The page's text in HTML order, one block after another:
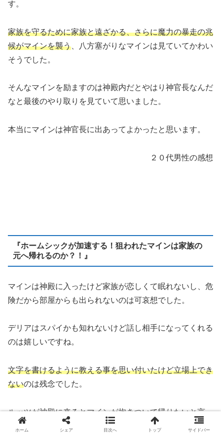
す。
家族を守るために家族と遠ざかる、さらに魔力の暴走の兆
候がマインを襲う 、八方塞がりなマインは見ていてかわい
そうでした。
そんなマインを励ますのは神殿内だとやはり神官長なんだ
なと最後のやり取りを見ていて思いました。
本当にマインは神官長に出あってよかったと思います。
２０代男性の感想
『ホームシックが加速する！狙われたマインは家族の
元へ帰れるのか？！』
マインは神殿に入ったけど家族が恋しくて眠れないし、危
険だから部屋からも出られないのは可哀想でした。
デリアはスパイかも知れないけど話し相手になってくれる
のは嬉しいですね。
文字を書けるように教える事を思い付いたけど立場上でき
ないのは残念でした。
ルッツが神殿に来るとマインが抱きついて帰りたいと言っ
たのも可哀想でしたね。
ホーム シェア 目次へ トップ サイドバー